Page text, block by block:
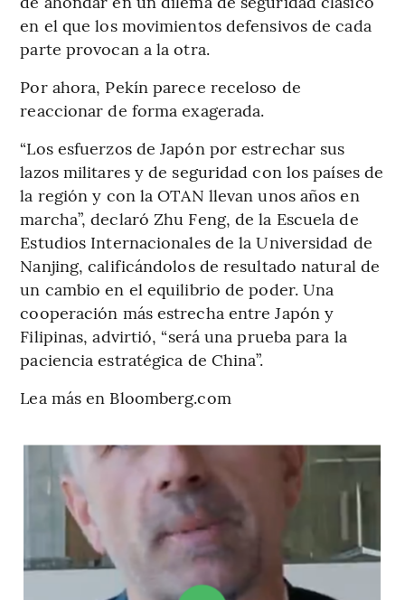
en el que los movimientos defensivos de cada
parte provocan a la otra.
Por ahora, Pekín parece receloso de
reaccionar de forma exagerada.
“Los esfuerzos de Japón por estrechar sus
lazos militares y de seguridad con los países de
la región y con la OTAN llevan unos años en
marcha”, declaró Zhu Feng, de la Escuela de
Estudios Internacionales de la Universidad de
Nanjing, calificándolos de resultado natural de
un cambio en el equilibrio de poder. Una
cooperación más estrecha entre Japón y
Filipinas, advirtió, “será una prueba para la
paciencia estratégica de China”.
Lea más en Bloomberg.com